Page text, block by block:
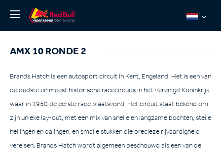
Over ons
Team Redline
Jos Verstappen
Thierry Vermeulen
Chris Lulham
Pro Simulation
AMX 10 RONDE 2
Brands Hatch is een autosport circuit in Kent, Engeland. Het is een van
de oudste en meest historische racecircuits in het Verenigd Koninkrijk,
waar in 1950 de eerste race plaatsvond. Het circuit staat bekend om
zijn unieke lay-out, met een mix van snelle en langzame bochten, steile
hellingen en dalingen, en smalle stukken die precieze rijvaardigheid
vereisen. Brands Hatch wordt algemeen beschouwd als een van de